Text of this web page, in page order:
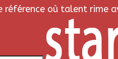
référence où talent rime